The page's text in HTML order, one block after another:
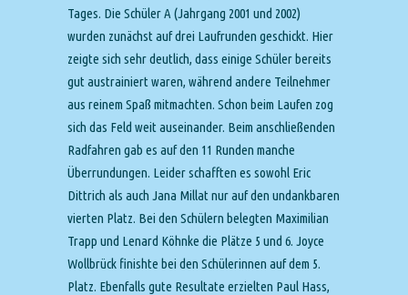
Tages. Die Schüler A (Jahrgang 2001 und 2002)
wurden zunächst auf drei Laufrunden geschickt. Hier
zeigte sich sehr deutlich, dass einige Schüler bereits
gut austrainiert waren, während andere Teilnehmer
aus reinem Spaß mitmachten. Schon beim Laufen zog
sich das Feld weit auseinander. Beim anschließenden
Radfahren gab es auf den 11 Runden manche
Überrundungen. Leider schafften es sowohl Eric
Dittrich als auch Jana Millat nur auf den undankbaren
vierten Platz. Bei den Schülern belegten Maximilian
Trapp und Lenard Köhnke die Plätze 5 und 6. Joyce
Wollbrück finishte bei den Schülerinnen auf dem 5.
Platz. Ebenfalls gute Resultate erzielten Paul Hass,